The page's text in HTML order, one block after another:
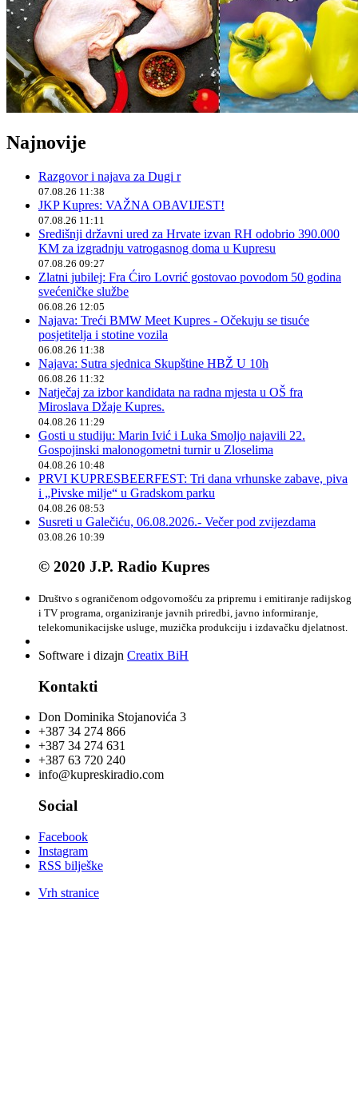
Najnovije
Razgovor i najava za Dugi r
07.08.26 11:38
JKP Kupres: VAŽNA OBAVIJEST!
07.08.26 11:11
Središnji državni ured za Hrvate izvan RH odobrio 390.000
KM za izgradnju vatrogasnog doma u Kupresu
07.08.26 09:27
Zlatni jubilej: Fra Ćiro Lovrić gostovao povodom 50 godina
svećeničke službe
06.08.26 12:05
Najava: Treći BMW Meet Kupres - Očekuju se tisuće
posjetitelja i stotine vozila
06.08.26 11:38
Najava: Sutra sjednica Skupštine HBŽ U 10h
06.08.26 11:32
Natječaj za izbor kandidata na radna mjesta u OŠ fra
Miroslava Džaje Kupres.
04.08.26 11:29
Gosti u studiju: Marin Ivić i Luka Smoljo najavili 22.
Gospojinski malonogometni turnir u Zloselima
04.08.26 10:48
PRVI KUPRESBEERFEST: Tri dana vrhunske zabave, piva
i „Pivske milje“ u Gradskom parku
04.08.26 08:53
Susreti u Galečiću, 06.08.2026.- Večer pod zvijezdama
03.08.26 10:39
© 2020 J.P. Radio Kupres
Društvo s ograničenom odgovornošću za pripremu i emitiranje radijskog
i TV programa, organiziranje javnih priredbi, javno informiranje,
telekomunikacijske usluge, muzička produkciju i izdavačku djelatnost.
Software i dizajn Creatix BiH
Kontakti
Don Dominika Stojanovića 3
+387 34 274 866
+387 34 274 631
+387 63 720 240
info@kupreskiradio.com
Social
Facebook
Instagram
RSS bilješke
Vrh stranice